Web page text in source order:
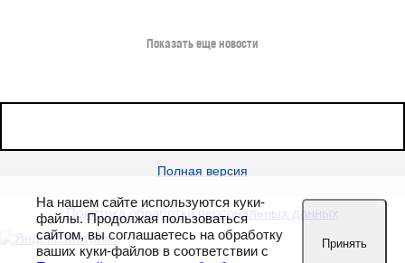
Показать еще новости
Полная версия
Политика обработки персональных данных
На нашем сайте используются куки-
файлы. Продолжая пользоваться
сайтом, вы соглашаетесь на обработку
ваших куки-файлов в соответствии с
Принять